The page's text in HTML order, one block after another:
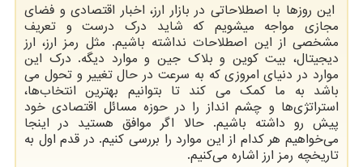
این روزها با اصطلاحاتی در بازار ارز، اخبار اقتصادی و فضای
مجازی مواجه میشویم که شاید درک درست و تعریف
مشخصی از این اصطلاحات نداشته باشیم. مثل رمز ارز، ارز
دیجیتال، بیت کوین و بلاک جین و موارد دیگه. درک این
موارد در دنیای امروزی که به سرعت در حال تغییر و تحول می
باشد به ما کمک می کند تا بتوانیم بهترین انتخاب‌ها،
استراتژی‌ها و چشم انداز را در حوزه مسائل اقتصادی خود
پیش رو داشته باشیم. حالا اگر موافق هستید در اینجا
می‌خواهیم هر کدام از این موارد را بررسی کنیم. در قدم اول به
تاریخچه رمز ارز اشاره می‌کنیم.